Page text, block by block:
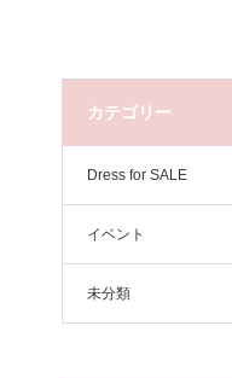
カテゴリー
Dress for SALE
イベント
未分類